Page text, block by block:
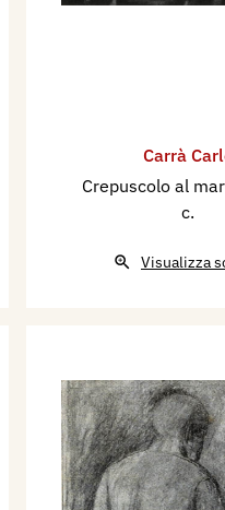
Carrà
Crepuscolo al
c.
Visualizza